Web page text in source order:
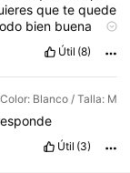
quetequede
bien buena
Útil (8)
Color: Blanco / Talla: M
Útil (3)